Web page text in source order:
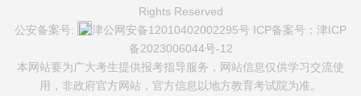
Rights Reserved
公安备案号:
津公网安备12010402002295号 ICP备案号： 津ICP
备2023006044号-12
本网站要为广大考生提供报考指导服务，网站信息仅供学习交流使
用，非政府官方网站，官方信息以地方教育考试院为准。